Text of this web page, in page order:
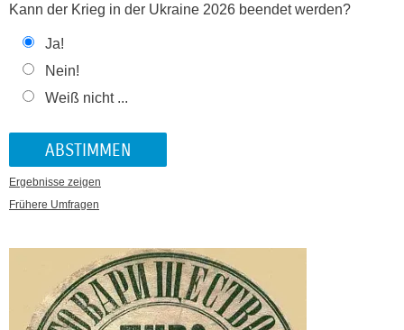
Kann der Krieg in der Ukraine 2026 beendet werden?
Ja!
Nein!
Weiß nicht ...
Ergebnisse zeigen
Frühere Umfragen